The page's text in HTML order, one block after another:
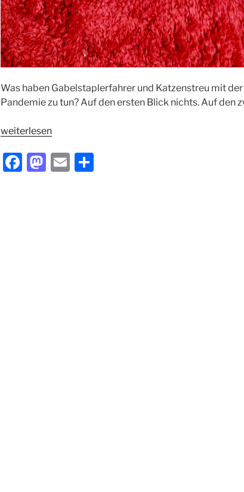
Was haben Gabelstaplerfahrer und Katzenstreu mit
Pandemie zu tun? Auf den ersten Blick nichts. Auf den
„Gabelstaplerfahrer
Katzenstreu“
weiterlesen
F
M E